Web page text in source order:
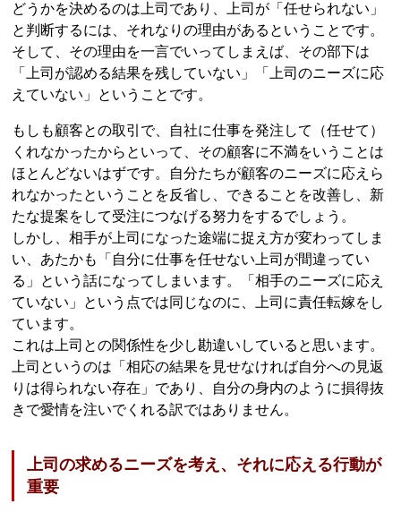
どうかを決めるのは上司であり、上司が「任せられない」
と判断するには、それなりの理由があるということです。
そして、その理由を一言でいってしまえば、その部下は
「上司が認める結果を残していない」「上司のニーズに応
えていない」ということです。
もしも顧客との取引で、自社に仕事を発注して（任せて）
くれなかったからといって、その顧客に不満をいうことは
ほとんどないはずです。自分たちが顧客のニーズに応えら
れなかったということを反省し、できることを改善し、新
たな提案をして受注につなげる努力をするでしょう。
しかし、相手が上司になった途端に捉え方が変わってしま
い、あたかも「自分に仕事を任せない上司が間違ってい
る」という話になってしまいます。「相手のニーズに応え
ていない」という点では同じなのに、上司に責任転嫁をし
ています。
これは上司との関係性を少し勘違いしていると思います。
上司というのは「相応の結果を見せなければ自分への見返
りは得られない存在」であり、自分の身内のように損得抜
きで愛情を注いでくれる訳ではありません。
上司の求めるニーズを考え、それに応える行動が
重要